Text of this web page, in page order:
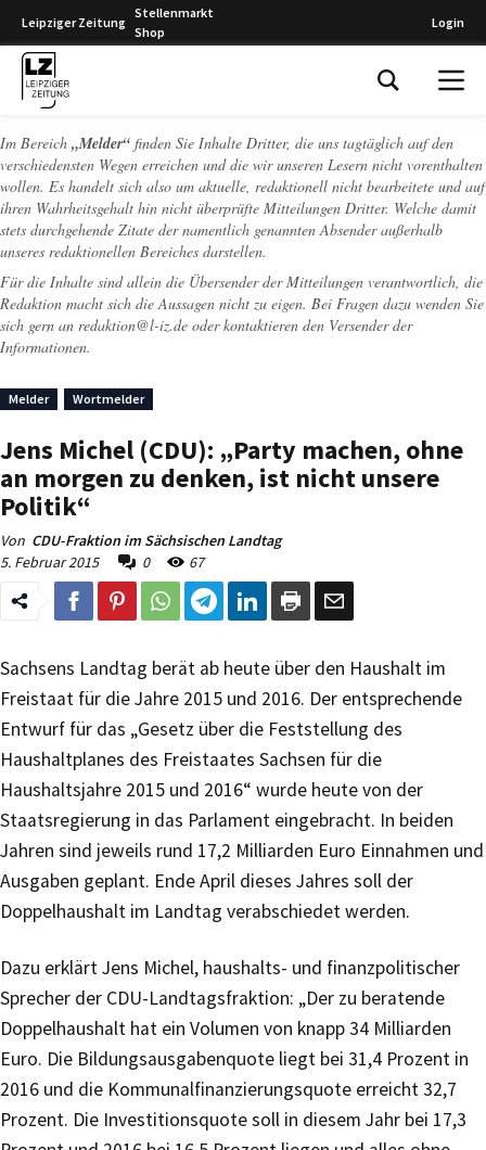
Leipziger Zeitung
Stellenmarkt
Shop
Login
Im Bereich „Melder“ finden Sie Inhalte Dritter, die uns tagtäglich auf den
verschiedensten Wegen erreichen und die wir unseren Lesern nicht vorenthalten
wollen. Es handelt sich also um aktuelle, redaktionell nicht bearbeitete und auf
ihren Wahrheitsgehalt hin nicht überprüfte Mitteilungen Dritter. Welche damit
stets durchgehende Zitate der namentlich genannten Absender außerhalb
unseres redaktionellen Bereiches darstellen.
Für die Inhalte sind allein die Übersender der Mitteilungen verantwortlich, die
Redaktion macht sich die Aussagen nicht zu eigen. Bei Fragen dazu wenden Sie
sich gern an redaktion@l-iz.de oder kontaktieren den Versender der
Informationen.
Melder Wortmelder
Jens Michel (CDU): „Party machen, ohne
an morgen zu denken, ist nicht unsere
Politik“
Von CDU-Fraktion im Sächsischen Landtag
5. Februar 2015
0 67
Sachsens Landtag berät ab heute über den Haushalt im
Freistaat für die Jahre 2015 und 2016. Der entsprechende
Entwurf für das „Gesetz über die Feststellung des
Haushaltplanes des Freistaates Sachsen für die
Haushaltsjahre 2015 und 2016“ wurde heute von der
Staatsregierung in das Parlament eingebracht. In beiden
Jahren sind jeweils rund 17,2 Milliarden Euro Einnahmen und
Ausgaben geplant. Ende April dieses Jahres soll der
Doppelhaushalt im Landtag verabschiedet werden.
Dazu erklärt Jens Michel, haushalts- und finanzpolitischer
Sprecher der CDU-Landtagsfraktion: „Der zu beratende
Doppelhaushalt hat ein Volumen von knapp 34 Milliarden
Euro. Die Bildungsausgabenquote liegt bei 31,4 Prozent in
2016 und die Kommunalfinanzierungsquote erreicht 32,7
Prozent. Die Investitionsquote soll in diesem Jahr bei 17,3